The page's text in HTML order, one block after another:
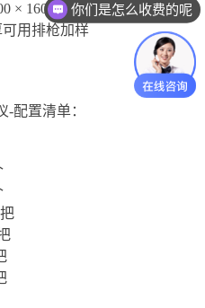
× 160mm；150 × 160mm
可用排枪加样
-配置清单：
你们是怎么收费的呢